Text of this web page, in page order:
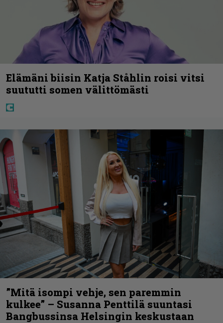
Elämäni biisin Katja Ståhlin roisi vitsi
suututti somen välittömästi
”Mitä isompi vehje, sen paremmin
kulkee” – Susanna Penttilä suuntasi
Bangbussinsa Helsingin keskustaan